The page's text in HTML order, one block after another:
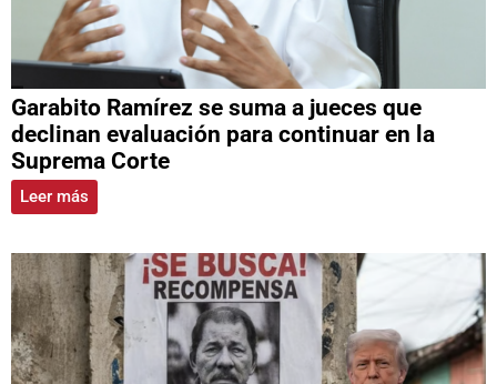
Garabito Ramírez se suma a jueces que
declinan evaluación para continuar en la
Suprema Corte
Leer más